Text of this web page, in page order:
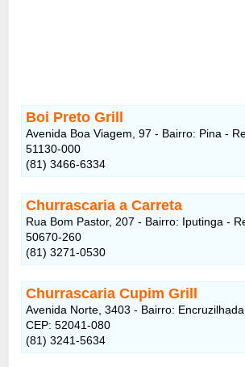
Boi Preto Grill
Avenida Boa Viagem, 97 - Bairro: Pina -
51130-000
(81) 3466-6334
Churrascaria a Carreta
Rua Bom Pastor, 207 - Bairro: Iputinga -
50670-260
(81) 3271-0530
Churrascaria Cupim Grill
Avenida Norte, 3403 - Bairro:
CEP: 52041-080
(81) 3241-5634